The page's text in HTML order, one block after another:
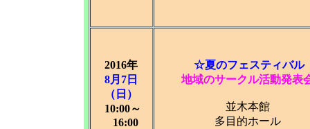
2016年
8月7日
（日）
10:00～
16:00
☆夏のフェスティバル
地域のサークル活動発表
並木本館
多目的ホール